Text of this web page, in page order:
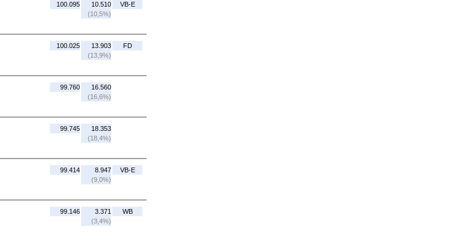
100.095
10.510
(10,5%)
VB-E
100.025
13.903
(13,9%)
FD
99.760
16.560
(16,6%)
99.745
18.353
(18,4%)
99.414
8.947
(9,0%)
VB-E
99.146
3.371
(3,4%)
WB